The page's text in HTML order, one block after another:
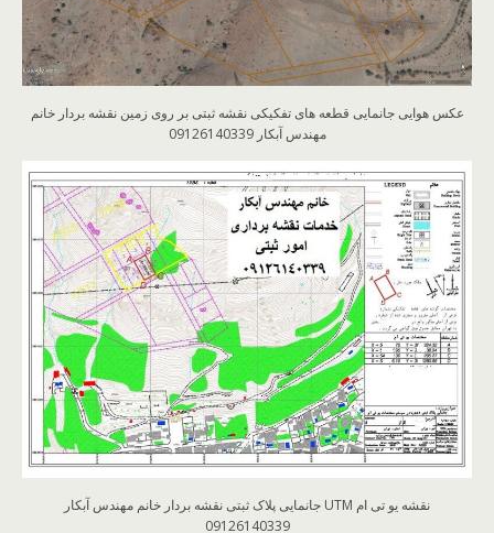
عکس هوایی جانمایی قطعه های تفکیکی نقشه ثبتی بر روی زمین نقشه بردار خانم
مهندس آبکار 09126140339
نقشه یو تی ام UTM جانمایی پلاک ثبتی نقشه بردار خانم مهندس آبکار
09126140339